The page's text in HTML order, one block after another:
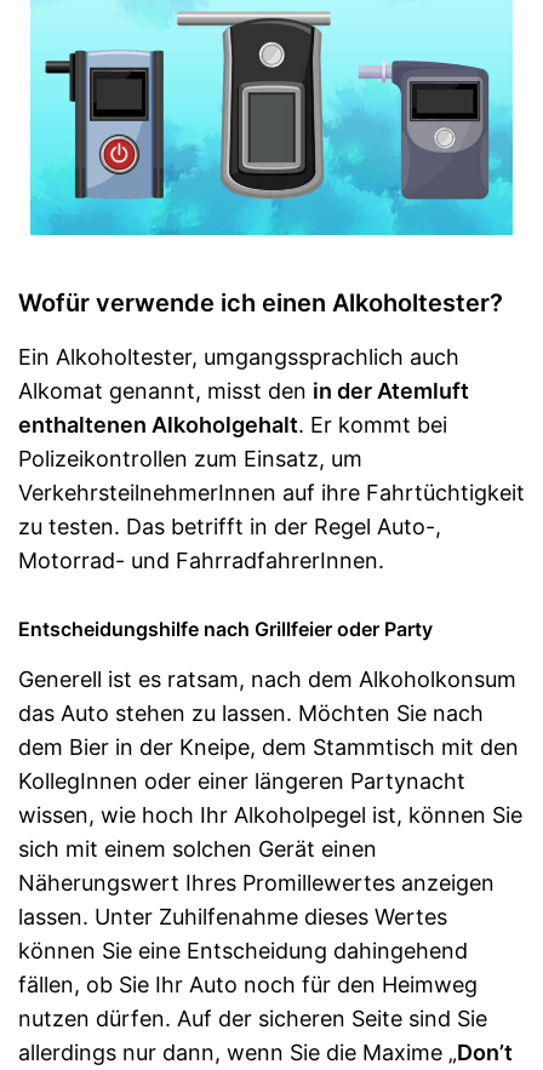
Wofür verwende ich einen Alkoholtester?
Ein Alkoholtester, umgangssprachlich auch
Alkomat genannt, misst den in der Atemluft
enthaltenen Alkoholgehalt. Er kommt bei
Polizeikontrollen zum Einsatz, um
VerkehrsteilnehmerInnen auf ihre Fahrtüchtigkeit
zu testen. Das betrifft in der Regel Auto-,
Motorrad- und FahrradfahrerInnen.
Entscheidungshilfe nach Grillfeier oder Party
Generell ist es ratsam, nach dem Alkoholkonsum
das Auto stehen zu lassen. Möchten Sie nach
dem Bier in der Kneipe, dem Stammtisch mit den
KollegInnen oder einer längeren Partynacht
wissen, wie hoch Ihr Alkoholpegel ist, können Sie
sich mit einem solchen Gerät einen
Näherungswert Ihres Promillewertes anzeigen
lassen. Unter Zuhilfenahme dieses Wertes
können Sie eine Entscheidung dahingehend
fällen, ob Sie Ihr Auto noch für den Heimweg
nutzen dürfen. Auf der sicheren Seite sind Sie
allerdings nur dann, wenn Sie die Maxime „Don’t